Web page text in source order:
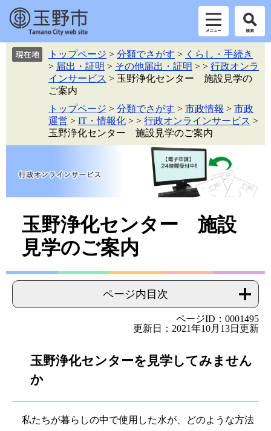
トップページ > 分類でさがす > くらし・手続き
> 届出・証明 > その他届出・証明 > > 行政オンラ
インサービス > 玉野浄化センター 施設見学の
ご案内
トップページ > 分類でさがす > 市政情報 > 市政
運営 > IT・情報化 > > 行政オンラインサービス >
玉野浄化センター 施設見学のご案内
玉野浄化センター 施設
見学のご案内
ページ内目次
ページID：0001495
更新日：2021年10月13日更新
玉野浄化センターを見学してみません
か
私たちが暮らしの中で使用した水が、どのような方法